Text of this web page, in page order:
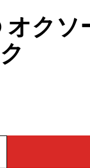
オク